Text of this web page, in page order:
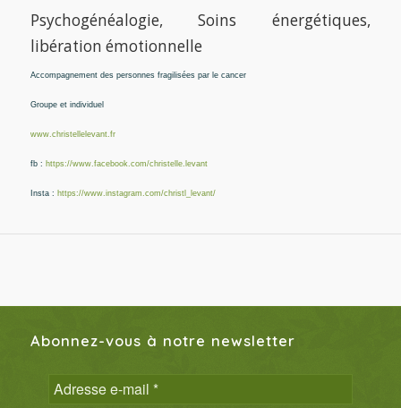
Psychogénéalogie, Soins énergétiques,
libération émotionnelle
Accompagnement des personnes fragilisées par le cancer
Groupe et individuel
www.christellelevant.fr
fb : https://www.facebook.com/christelle.levant
Insta : https://www.instagram.com/christl_levant/
Abonnez-vous à notre newsletter